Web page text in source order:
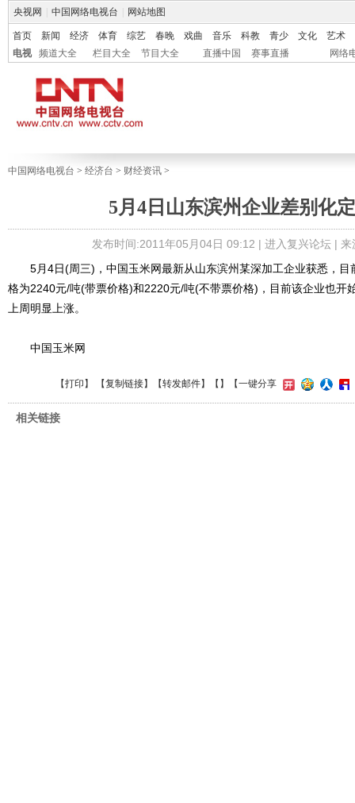
央视网 中国网络电视台 网站地图
首页 新闻 经济 体育 综艺 春晚 戏曲 音乐 科教 青少 文化
艺术
电视
频道大全 栏目大全 节目大全 直播中国 赛事直播 网络
中国网络电视台 > 经济台 > 财经资讯 >
5月4日山东滨州企业差别化
发布时间:2011年05月04日 09:12 | 进入复兴论坛| 来
5月4日(周三)，中国玉米网最新从山东滨州某深加工企业获悉，目
格为2240元/吨(带票价格)和2220元/吨(不带票价格)，目前该企业也开
上周明显上涨。
中国玉米网
【打印 】 【复制链接】【转发邮件】【 】 【一键分享
相关链接